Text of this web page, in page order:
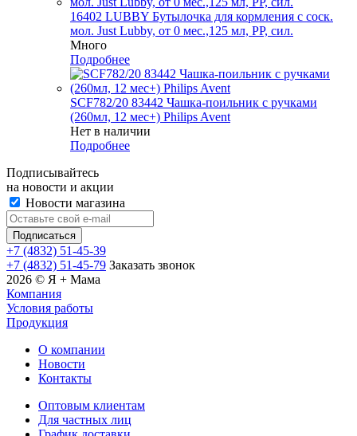
16402 LUBBY Бутылочка для кормления с соск.
мол. Just Lubby, от 0 мес.,125 мл, PP, сил.
Много
Подробнее
SCF782/20 83442 Чашка-поильник с ручками
(260мл, 12 мес+) Philips Avent
Нет в наличии
Подробнее
Подписывайтесь
на новости и акции
Новости магазина
+7 (4832) 51-45-39
+7 (4832) 51-45-79 Заказать звонок
2026 © Я + Мама
Компания
Условия работы
Продукция
О компании
Новости
Контакты
Оптовым клиентам
Для частных лиц